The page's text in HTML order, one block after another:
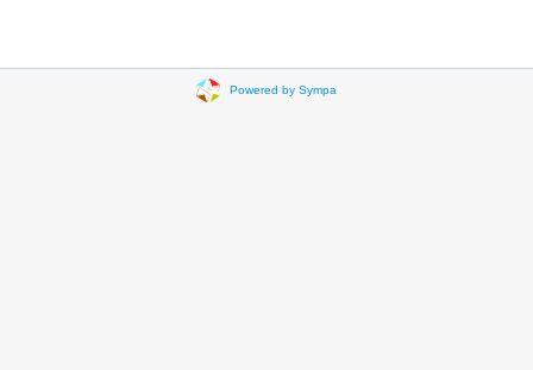
Powered by Sympa